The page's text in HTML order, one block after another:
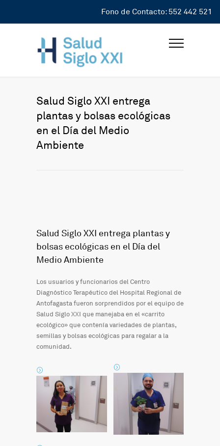
Fono de Contacto: 552 442 521
Salud Siglo XXI entrega
plantas y bolsas ecológicas
en el Día del Medio
Ambiente
Salud Siglo XXI entrega plantas y
bolsas ecológicas en el Día del
Medio Ambiente
Los usuarios y funcionarios del Centro
Diagnóstico Terapéutico del Hospital Regional de
Antofagasta fueron sorprendidos por el equipo de
Salud Siglo XXI que manejaba en el «carrito
ecológico» que contenía variedades de plantas,
semillas y bolsas ecológicas para regalar a la
comunidad.